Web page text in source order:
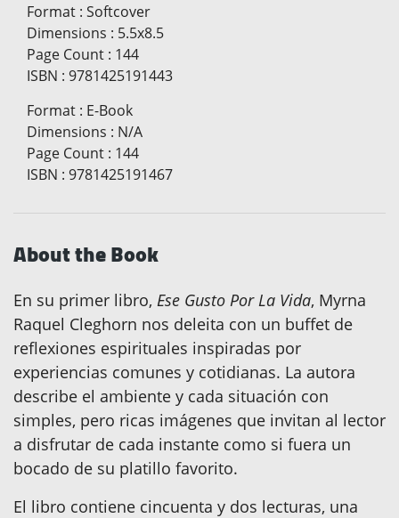
Format : Softcover
Dimensions : 5.5x8.5
Page Count : 144
ISBN : 9781425191443
Format : E-Book
Dimensions : N/A
Page Count : 144
ISBN : 9781425191467
About the Book
En su primer libro, Ese Gusto Por La Vida, Myrna
Raquel Cleghorn nos deleita con un buffet de
reflexiones espirituales inspiradas por
experiencias comunes y cotidianas. La autora
describe el ambiente y cada situación con
simples, pero ricas imágenes que invitan al lector
a disfrutar de cada instante como si fuera un
bocado de su platillo favorito.
El libro contiene cincuenta y dos lecturas, una